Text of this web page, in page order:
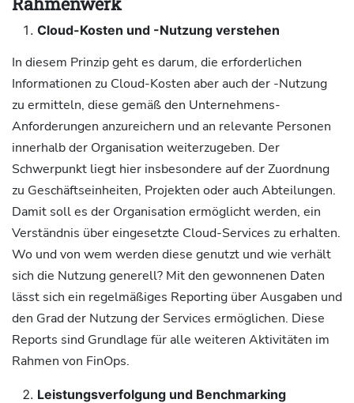
Cloud-Kosten und -Nutzung verstehen
In diesem Prinzip geht es darum, die erforderlichen
Informationen zu Cloud-Kosten aber auch der -Nutzung
zu ermitteln, diese gemäß den Unternehmens-
Anforderungen anzureichern und an relevante Personen
innerhalb der Organisation weiterzugeben. Der
Schwerpunkt liegt hier insbesondere auf der Zuordnung
zu Geschäftseinheiten, Projekten oder auch Abteilungen.
Damit soll es der Organisation ermöglicht werden, ein
Verständnis über eingesetzte Cloud-Services zu erhalten.
Wo und von wem werden diese genutzt und wie verhält
sich die Nutzung generell? Mit den gewonnenen Daten
lässt sich ein regelmäßiges Reporting über Ausgaben und
den Grad der Nutzung der Services ermöglichen. Diese
Reports sind Grundlage für alle weiteren Aktivitäten im
Rahmen von FinOps.
Leistungsverfolgung und Benchmarking